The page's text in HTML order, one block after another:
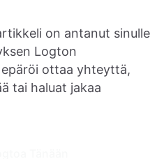
on antanut sinulle
Logton
ottaa yhteyttä,
tai haluat jakaa